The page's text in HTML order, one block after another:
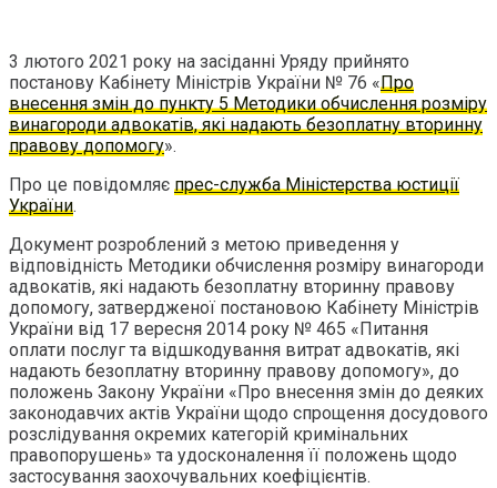
3 лютого 2021 року на засіданні Уряду прийнято
постанову Кабінету Міністрів України № 76 «Про
внесення змін до пункту 5 Методики обчислення розміру
винагороди адвокатів, які надають безоплатну вторинну
правову допомогу».
Про це повідомляє прес-служба Міністерства юстиції
України.
Документ розроблений з метою приведення у
відповідність Методики обчислення розміру винагороди
адвокатів, які надають безоплатну вторинну правову
допомогу, затвердженої постановою Кабінету Міністрів
України від 17 вересня 2014 року № 465 «Питання
оплати послуг та відшкодування витрат адвокатів, які
надають безоплатну вторинну правову допомогу», до
положень Закону України «Про внесення змін до деяких
законодавчих актів України щодо спрощення досудового
розслідування окремих категорій кримінальних
правопорушень» та удосконалення її положень щодо
застосування заохочувальних коефіцієнтів.